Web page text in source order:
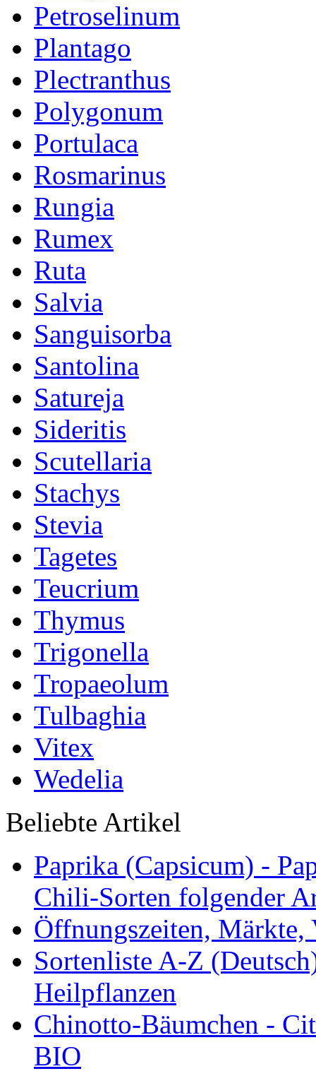
Petroselinum
Plantago
Plectranthus
Polygonum
Portulaca
Rosmarinus
Rungia
Rumex
Ruta
Salvia
Sanguisorba
Santolina
Satureja
Sideritis
Scutellaria
Stachys
Stevia
Tagetes
Teucrium
Thymus
Trigonella
Tropaeolum
Tulbaghia
Vitex
Wedelia
Beliebte Artikel
Paprika (Capsicum) -
Chili-Sorten folgender
Öffnungszeiten, Märkte,
Sortenliste A-Z
Heilpflanzen
Chinotto-Bäumchen -
BIO